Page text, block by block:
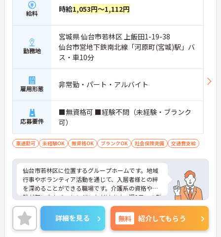
給料 時給1,053円～1,112円
勤務地
宮城県 仙台市若林区 上飯田1-19-38
仙台市営地下鉄南北線「河原町(宮城)駅」バ
ス・車10分
雇用形態 非常勤・パート・アルバイト
応募要件
■無資格可 ■経験不問（未経験・ブランク
可）
車通勤可 未経験OK 無資格OK ブランクOK 社会保険完備 交通費支給
仙台市若林区に位置するグループホームです。地域
行事やボランティア活動を通じて、入居者様との絆
を深めることができる職場です。介護系の資格や経
験が無い方もチャレンジいただけます。週2日～の勤
務が相談でき、プライベートとの両立もしやすい。
ご興味のある方には、面接対策ポイントなど、さら
に詳細をお話ししますのでお気軽にご相談くださ
い！
詳細を見る 無料 紹介してもらう